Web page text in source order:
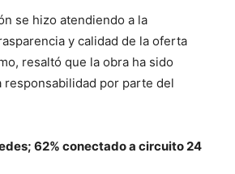
se hizo atendiendo a la
y calidad de la oferta
resaltó que la obra ha sido
responsabilidad por parte del
62% conectado a circuito 24